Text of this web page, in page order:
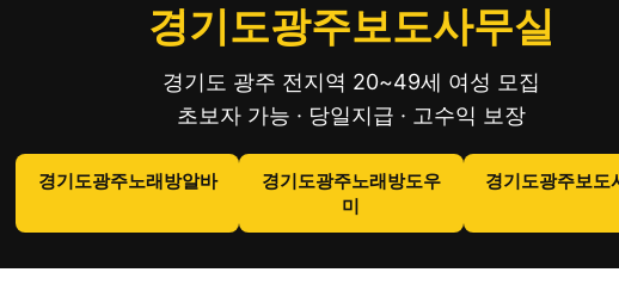
경기도광주보도사무실
경기도 광주 전지역 20~49세 여성 모집
초보자 가능 · 당일지급 · 고수익 보장
경기도광주노래방알바
경기도광주노래방도우
미
경기도광주보도